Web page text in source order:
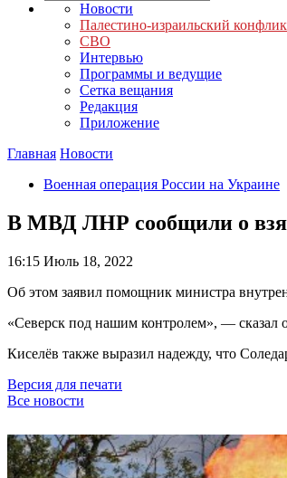
Новости
Палестино-израильский
СВО
Интервью
Программы и ведущие
Сетка вещания
Редакция
Приложение
Главная Новости
Военная операция России на Украине
В МВД ЛНР сообщили о
16:15 Июль 18, 2022
Об этом заявил помощник министра
«Северск под нашим контролем», — сказал
Киселёв также выразил надежду, что
Версия для печати
Все новости